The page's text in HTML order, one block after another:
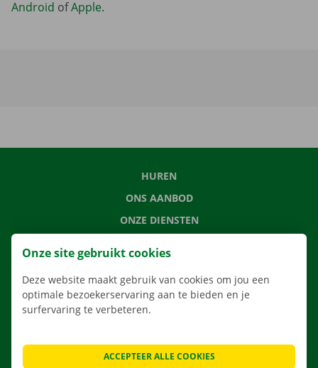
Android ofApple.
HUREN
ONS AANBOD
ONZE DIENSTEN
VERHUISOPLOSSINGEN
CONTACTEER ONS
Onze site gebruikt cookies
Deze website maakt gebruik van cookies om jou een
optimale bezoekerservaring aan te bieden en je
surfervaring te verbeteren.
ACCEPTEER ALLE COOKIES